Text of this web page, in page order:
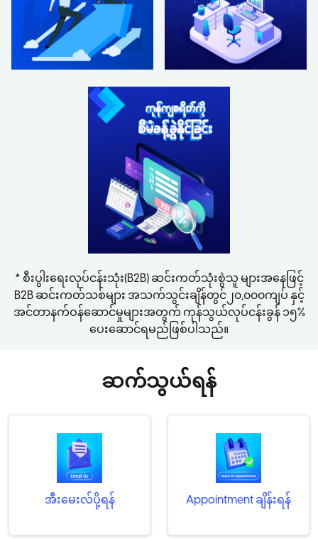
* စီးပွါးရေးလုပ်ငန်းသုံး(B2B) ဆင်းကတ်သုံးစွဲသူ များအနေဖြင့်
B2B ဆင်းကတ်သစ်များ အသက်သွင်းချိန်တွင်၂၀,၀၀၀ကျပ် နှင့်
အင်တာနက်ဝန်ဆောင်မှုများအတွက် ကုန်သွယ်လုပ်ငန်းခွန် ၁၅%
ပေးဆောင်ရမည်ဖြစ်ပါသည်။
ဆက်သွယ်ရန်
အီးမေးလ်ပို့ရန် Appointment ချိန်းရန်